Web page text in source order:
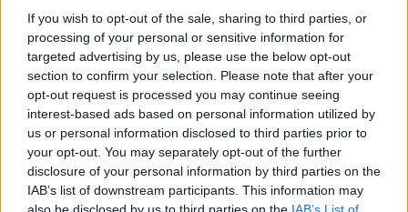
If you wish to opt-out of the sale, sharing to third parties, or
processing of your personal or sensitive information for
targeted advertising by us, please use the below opt-out
section to confirm your selection. Please note that after your
opt-out request is processed you may continue seeing
interest-based ads based on personal information utilized by
us or personal information disclosed to third parties prior to
your opt-out. You may separately opt-out of the further
disclosure of your personal information by third parties on the
IAB’s list of downstream participants. This information may
la moda è un linguaggio potente e personale. I suoi
look non sono solo abiti, ma espressioni artistiche
che ispirano e coinvolgono.
AUTORE
Staff